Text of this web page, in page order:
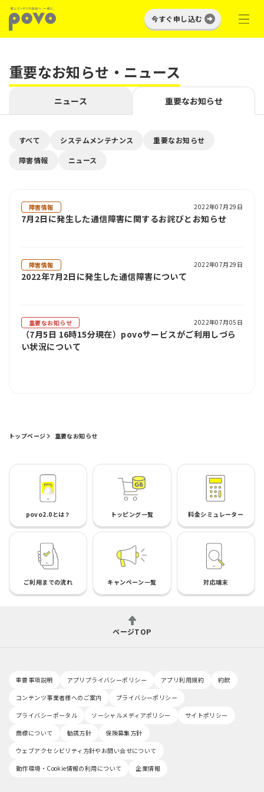
今すぐ申し込む
重要なお知らせ・ニュース
ニュース 重要なお知らせ
すべて システムメンテナンス
重要なお知らせ
障害情報
ニュース
障害情報 2022年07月29日
7月2日に発生した通信障害に関するお詫びとお知らせ
障害情報 2022年07月29日
2022年7月2日に発生した通信障害について
重要なお知らせ 2022年07月05日
（7月5日 16時15分現在）povoサービスがご利用しづら
い状況について
トップページ 重要なお知らせ
povo2.0とは？ トッピング一覧 料金シミュレーター
ご利用までの流れ キャンペーン一覧 対応端末
ページTOP
重要事項説明 アプリプライバシーポリシー アプリ利用規約
約款
コンテンツ事業者様へのご案内
プライバシーポリシー
プライバシーポータル
ソーシャルメディアポリシー
サイトポリシー
商標について
勧誘方針
保険募集方針
ウェブアクセシビリティ方針やお問い合せについて
動作環境・Cookie情報の利用について
企業情報